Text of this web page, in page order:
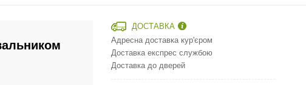
ДОСТАВКА
Адресна доставка кур'єром
Доставка експрес службою
Доставка до дверей